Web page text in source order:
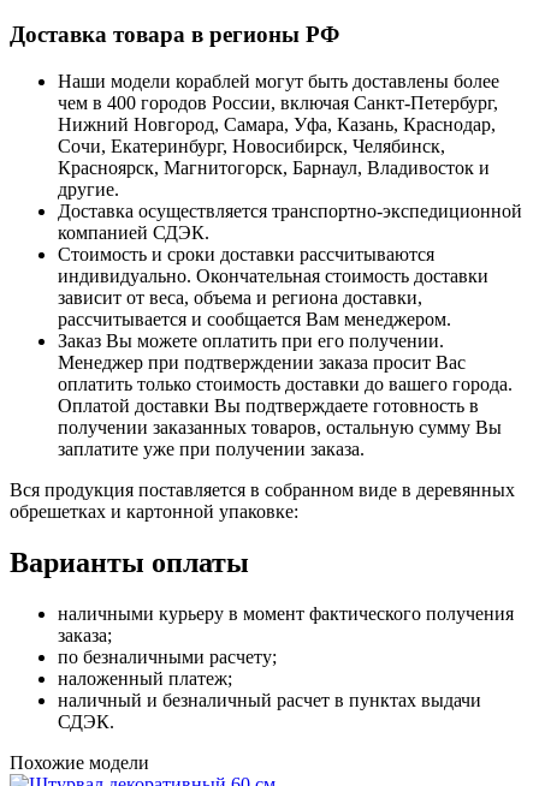
Доставка товара в регионы РФ
Наши модели кораблей могут быть доставлены более
чем в 400 городов России, включая Санкт-Петербург,
Нижний Новгород, Самара, Уфа, Казань, Краснодар,
Сочи, Екатеринбург, Новосибирск, Челябинск,
Красноярск, Магнитогорск, Барнаул, Владивосток и
другие.
Доставка осуществляется транспортно-экспедиционной
компанией СДЭК.
Стоимость и сроки доставки рассчитываются
индивидуально. Окончательная стоимость доставки
зависит от веса, объема и региона доставки,
рассчитывается и сообщается Вам менеджером.
Заказ Вы можете оплатить при его получении.
Менеджер при подтверждении заказа просит Вас
оплатить только стоимость доставки до вашего города.
Оплатой доставки Вы подтверждаете готовность в
получении заказанных товаров, остальную сумму Вы
заплатите уже при получении заказа.
Вся продукция поставляется в собранном виде в деревянных
обрешетках и картонной упаковке:
Варианты оплаты
наличными курьеру в момент фактического получения
заказа;
по безналичными расчету;
наложенный платеж;
наличный и безналичный расчет в пунктах выдачи
СДЭК.
Похожие модели